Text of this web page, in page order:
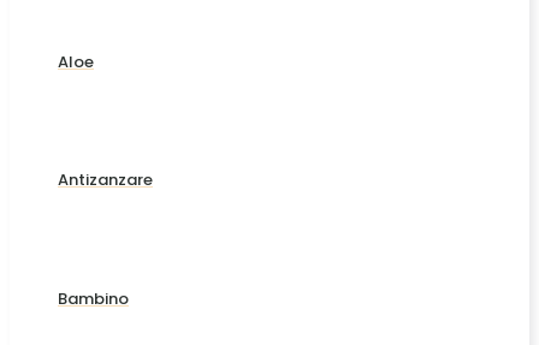
Aloe
Antizanzare
Bambino